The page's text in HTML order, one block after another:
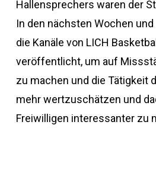
Hallensprechers waren der
In den nächsten Wochen
die Kanäle von LICH
veröffentlicht, um auf
zu machen und die Tätigkeit
mehr wertzuschätzen und
Freiwilligen interessanter zu